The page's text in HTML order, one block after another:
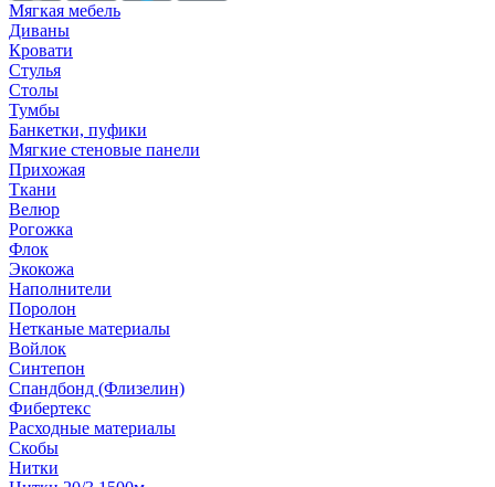
Мягкая мебель
Диваны
Кровати
Стулья
Столы
Тумбы
Банкетки, пуфики
Мягкие стеновые панели
Прихожая
Ткани
Велюр
Рогожка
Флок
Экокожа
Наполнители
Поролон
Нетканые материалы
Войлок
Синтепон
Спандбонд (Флизелин)
Фибертекс
Расходные материалы
Скобы
Нитки